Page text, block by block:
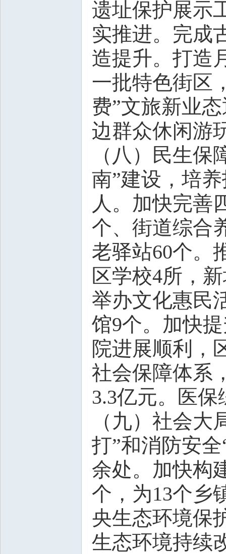
遗址保护展示
实推进。完成
造提升。打造
一批特色街区
费”文旅新业
边群众休闲游
（八）民生
南”建设，培
人。加快完善
个、街道综合
老驿站60个。
区学校4所，
举办文化惠民
馆9个。加快
院进展顺利，
社会保障体系
3.3亿元。医
（九）社会
打”和消防安
余处。加快构
个，为13个乡
央生态环境保
生态环境持续